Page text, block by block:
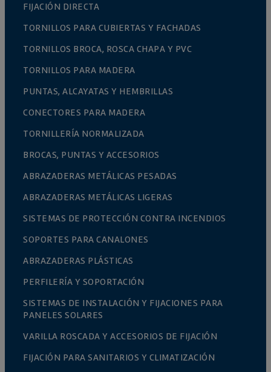
FIJACIÓN DIRECTA
TORNILLOS PARA CUBIERTAS Y FACHADAS
TORNILLOS BROCA, ROSCA CHAPA Y PVC
TORNILLOS PARA MADERA
PUNTAS, ALCAYATAS Y HEMBRILLAS
CONECTORES PARA MADERA
TORNILLERÍA NORMALIZADA
BROCAS, PUNTAS Y ACCESORIOS
ABRAZADERAS METÁLICAS PESADAS
ABRAZADERAS METÁLICAS LIGERAS
SISTEMAS DE PROTECCIÓN CONTRA INCENDIOS
SOPORTES PARA CANALONES
ABRAZADERAS PLÁSTICAS
PERFILERÍA Y SOPORTACIÓN
SISTEMAS DE INSTALACIÓN Y FIJACIONES PARA
PANELES SOLARES
VARILLA ROSCADA Y ACCESORIOS DE FIJACIÓN
FIJACIÓN PARA SANITARIOS Y CLIMATIZACIÓN